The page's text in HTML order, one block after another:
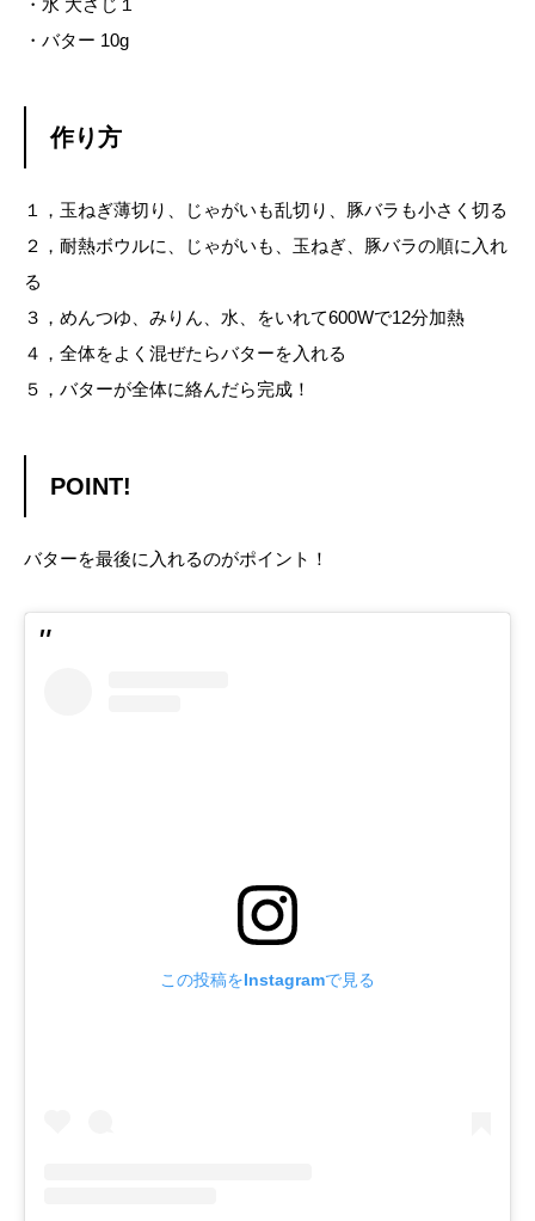
・バター 10g
作り方
１，玉ねぎ薄切り、じゃがいも乱切り、豚バラも小さく切る
２，耐熱ボウルに、じゃがいも、玉ねぎ、豚バラの順に入れ
る
３，めんつゆ、みりん、水、をいれて600Wで12分加熱
４，全体をよく混ぜたらバターを入れる
５，バターが全体に絡んだら完成！
POINT!
バターを最後に入れるのがポイント！
この投稿をInstagramで見る